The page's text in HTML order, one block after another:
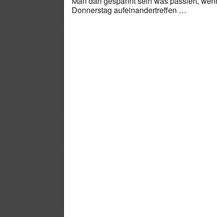
Donnerstag aufeinandertreffen …